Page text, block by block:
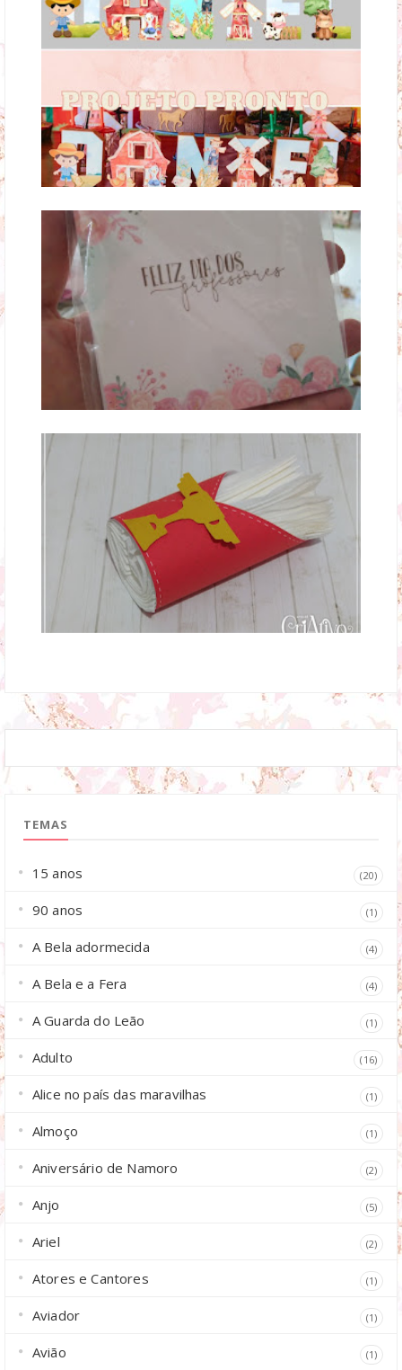
TEMAS
15 anos (20)
90 anos (1)
A Bela adormecida (4)
A Bela e a Fera (4)
A Guarda do Leão (1)
Adulto (16)
Alice no país das maravilhas (1)
Almoço (1)
Aniversário de Namoro (2)
Anjo (5)
Ariel (2)
Atores e Cantores (1)
Aviador (1)
Avião (1)